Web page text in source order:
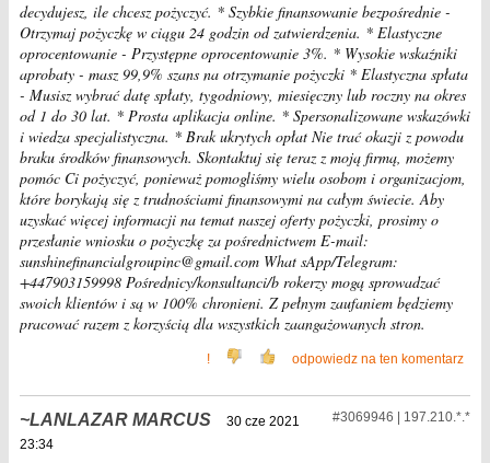
decydujesz, ile chcesz pożyczyć. * Szybkie finansowanie bezpośrednie -
Otrzymaj pożyczkę w ciągu 24 godzin od zatwierdzenia. * Elastyczne
oprocentowanie - Przystępne oprocentowanie 3%. * Wysokie wskaźniki
aprobaty - masz 99,9% szans na otrzymanie pożyczki * Elastyczna spłata
- Musisz wybrać datę spłaty, tygodniowy, miesięczny lub roczny na okres
od 1 do 30 lat. * Prosta aplikacja online. * Spersonalizowane wskazówki
i wiedza specjalistyczna. * Brak ukrytych opłat Nie trać okazji z powodu
braku środków finansowych. Skontaktuj się teraz z moją firmą, możemy
pomóc Ci pożyczyć, ponieważ pomogliśmy wielu osobom i organizacjom,
które borykają się z trudnościami finansowymi na całym świecie. Aby
uzyskać więcej informacji na temat naszej oferty pożyczki, prosimy o
przesłanie wniosku o pożyczkę za pośrednictwem E-mail:
sunshinefinancialgroupinc@gmail.com What sApp/Telegram:
+447903159998 Pośrednicy/konsultanci/b rokerzy mogą sprowadzać
swoich klientów i są w 100% chronieni. Z pełnym zaufaniem będziemy
pracować razem z korzyścią dla wszystkich zaangażowanych stron.
! odpowiedz na ten komentarz
LANLAZAR MARCUS #3069946 | 197.210.*.*
30 cze 2021
23:34